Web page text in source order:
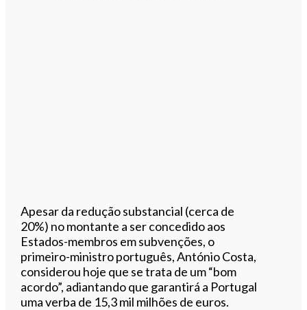
Apesar da redução substancial (cerca de
20%) no montante a ser concedido aos
Estados-membros em subvenções, o
primeiro-ministro português, António Costa,
considerou hoje que se trata de um “bom
acordo”, adiantando que garantirá a Portugal
uma verba de 15,3 mil milhões de euros.